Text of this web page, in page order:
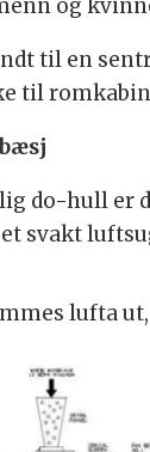
og
til en
til
do-hull er
svakt
lufta